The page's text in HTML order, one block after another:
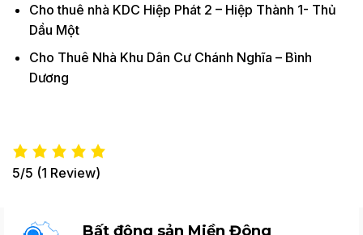
Cho thuê nhà KDC Hiệp Phát 2 – Hiệp Thành 1- Thủ
Dầu Một
Cho Thuê Nhà Khu Dân Cư Chánh Nghĩa – Bình
Dương
5/5 (1 Review)
Bất động sản Miền Đông